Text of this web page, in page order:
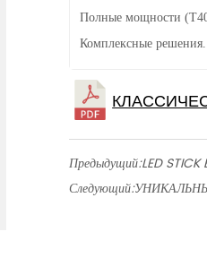
Полные мощности
Комплексные решения.
Предыдущий:LED
Следующий: